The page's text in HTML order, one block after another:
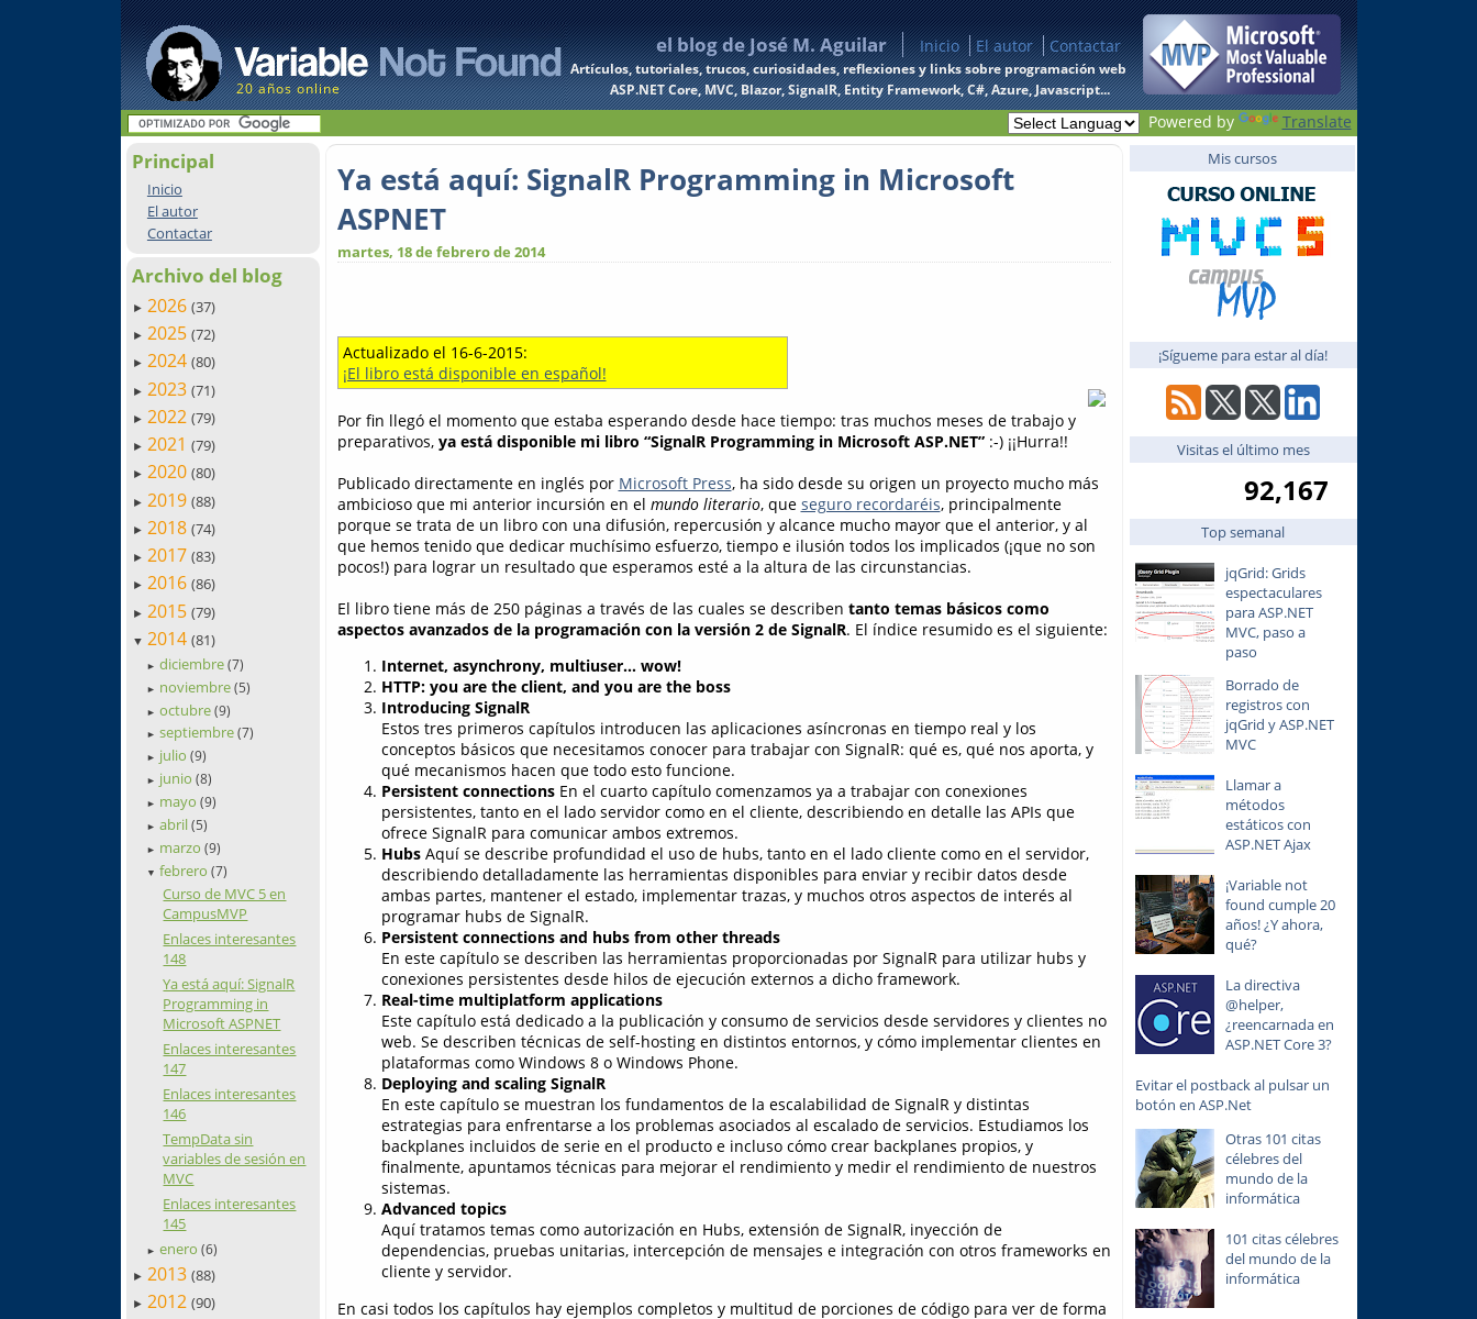
20 años online
el blog de José M. Aguilar Inicio El autor Contactar
Artículos, tutoriales, trucos, curiosidades, reflexiones y links sobre programación web
ASP.NET Core, MVC, Blazor, SignalR, Entity Framework, C#, Azure, Javascript...
Powered by Translate
Principal
Inicio
El autor
Contactar
Archivo del blog
► 2026 (37)
► 2025 (72)
► 2024 (80)
► 2023 (71)
► 2022 (79)
► 2021 (79)
► 2020 (80)
► 2019 (88)
► 2018 (74)
► 2017 (83)
► 2016 (86)
► 2015 (79)
▼ 2014 (81)
► diciembre(7)
► noviembre(5)
► octubre(9)
► septiembre(7)
► julio(9)
► junio(8)
► mayo(9)
► abril(5)
► marzo(9)
▼ febrero(7)
Curso de MVC 5 en
CampusMVP
Enlaces interesantes
148
Ya está aquí: SignalR
Programming in
Microsoft ASPNET
Enlaces interesantes
147
Enlaces interesantes
146
TempData sin
variables de sesión en
MVC
Enlaces interesantes
145
► enero(6)
► 2013 (88)
► 2012 (90)
Ya está aquí: SignalR Programming in Microsoft
ASPNET
martes, 18 de febrero de 2014
Actualizado el 16-6-2015:
¡El libro está disponible en español!
Por fin llegó el momento que estaba esperando desde hace tiempo: tras muchos meses de trabajo y
preparativos, ya está disponible mi libro “SignalR Programming in Microsoft ASP.NET”:-) ¡¡Hurra!!
Publicado directamente en inglés por Microsoft Press, ha sido desde su origen un proyecto mucho más
ambicioso que mi anterior incursión en el mundo literario, que seguro recordaréis, principalmente
porque se trata de un libro con una difusión, repercusión y alcance mucho mayor que el anterior, y al
que hemos tenido que dedicar muchísimo esfuerzo, tiempo e ilusión todos los implicados (¡que no son
pocos!) para lograr un resultado que esperamos esté a la altura de las circunstancias.
El libro tiene más de 250 páginas a través de las cuales se describen tanto temas básicos como
aspectos avanzados de la programación con la versión 2 de SignalR. El índice resumido es el siguiente:
Internet, asynchrony, multiuser… wow!
HTTP: you are the client, and you are the boss
Introducing SignalR
Estos tres primeros capítulos introducen las aplicaciones asíncronas en tiempo real y los
conceptos básicos que necesitamos conocer para trabajar con SignalR: qué es, qué nos aporta, y
qué mecanismos hacen que todo esto funcione.
Persistent connections En el cuarto capítulo comenzamos ya a trabajar con conexiones
persistentes, tanto en el lado servidor como en el cliente, describiendo en detalle las APIs que
ofrece SignalR para comunicar ambos extremos.
Hubs Aquí se describe profundidad el uso de hubs, tanto en el lado cliente como en el servidor,
describiendo detalladamente las herramientas disponibles para enviar y recibir datos desde
ambas partes, mantener el estado, implementar trazas, y muchos otros aspectos de interés al
programar hubs de SignalR.
Persistent connections and hubs from other threads
En este capítulo se describen las herramientas proporcionadas por SignalR para utilizar hubs y
conexiones persistentes desde hilos de ejecución externos a dicho framework.
Real-time multiplatform applications
Este capítulo está dedicado a la publicación y consumo de servicios desde servidores y clientes no
web. Se describen técnicas de self-hosting en distintos entornos, y cómo implementar clientes en
plataformas como Windows 8 o Windows Phone.
Deploying and scaling SignalR
En este capítulo se muestran los fundamentos de la escalabilidad de SignalR y distintas
estrategias para enfrentarse a los problemas asociados al escalado de servicios. Estudiamos los
backplanes incluidos de serie en el producto e incluso cómo crear backplanes propios, y
finalmente, apuntamos técnicas para mejorar el rendimiento y medir el rendimiento de nuestros
sistemas.
Advanced topics
Aquí tratamos temas como autorización en Hubs, extensión de SignalR, inyección de
dependencias, pruebas unitarias, intercepción de mensajes e integración con otros frameworks en
cliente y servidor.
En casi todos los capítulos hay ejemplos completos y multitud de porciones de código para ver de forma
Mis cursos
¡Sígueme para estar al día!
Visitas el último mes
92,167
Top semanal
jqGrid: Grids
espectaculares
para ASP.NET
MVC, paso a
paso
Borrado de
registros con
jqGrid y ASP.NET
MVC
Llamar a
métodos
estáticos con
ASP.NET Ajax
¡Variable not
found cumple 20
años! ¿Y ahora,
qué?
La directiva
@helper,
¿reencarnada en
ASP.NET Core 3?
Evitar el postback al pulsar un
botón en ASP.Net
Otras 101 citas
célebres del
mundo de la
informática
101 citas célebres
del mundo de la
informática